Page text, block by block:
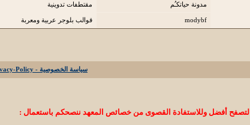
مدونة حياتكـُم مقتطفات تدوينية
modybf قوالب بلوجر عربية ومعربة
سياسة الخصوصية - Privacy-Policy
لتصفح أفضل وللاستفادة القصوى من خصائص المعهد ننصحكم باستعمال :